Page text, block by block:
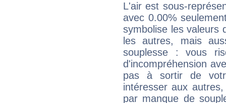
L'air est sous-
avec 0.00%
symbolise les valeurs
les autres, mais
souplesse : vous
d'incompréhension
pas à sortir de
intéresser aux
par manque de